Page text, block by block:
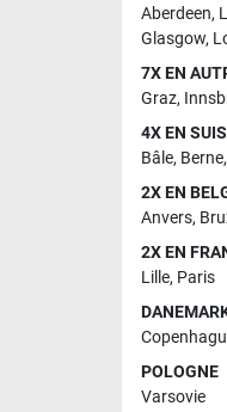
Aberdeen,
Glasgow,
7X EN
Graz,
4X EN
Bâle, Berne,
2X EN
Anvers,
2X EN
Lille, Paris
POLOGNE
Varsovie